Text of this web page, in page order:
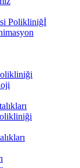
Polikliniğİ